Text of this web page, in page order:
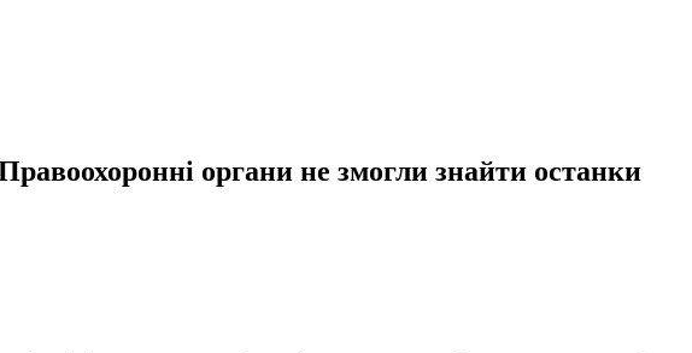
органи не змогли знайти останки